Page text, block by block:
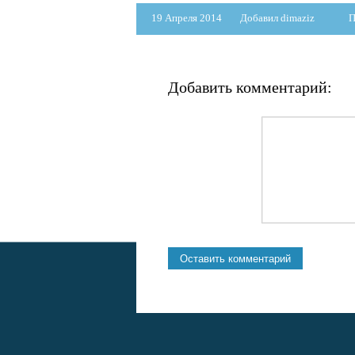
19 Апреля 2014 Добавил dimaziz
Добавить комментарий: